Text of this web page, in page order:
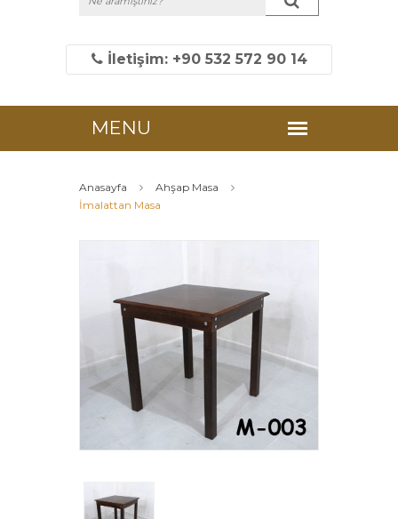
İletişim: +90 532 572 90 14
Anasayfa
Ahşap Masa
İmalattan Masa